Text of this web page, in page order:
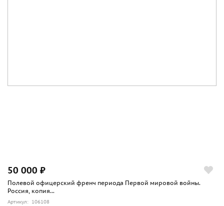
50 000 ₽
Полевой офицерский френч периода Первой мировой войны.
Россия, копия...
Артикул: 106108